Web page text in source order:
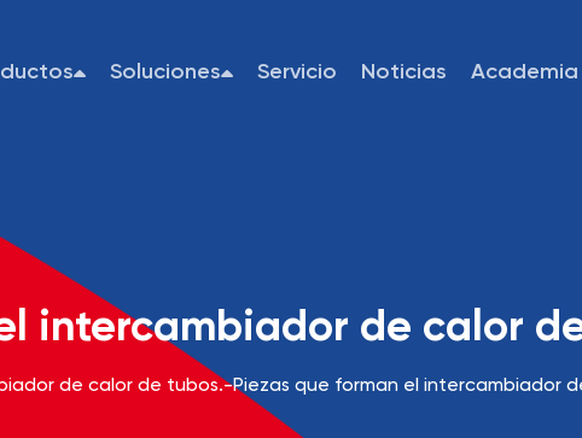
Soluciones Servicio Noticias Academia
intercambiador de calor
de calor de tubos.-Piezas que forman el intercambiador